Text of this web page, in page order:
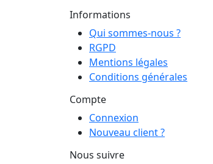
Informations
Qui sommes-nous ?
RGPD
Mentions légales
Conditions générales
Compte
Connexion
Nouveau client ?
Nous suivre